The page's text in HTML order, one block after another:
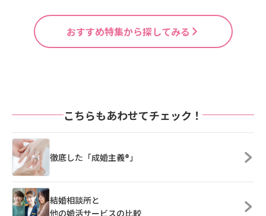
おすすめ特集から探してみる
こちらもあわせてチェック！
徹底した「成婚主義®」
結婚相談所と
他の婚活サービスの比較